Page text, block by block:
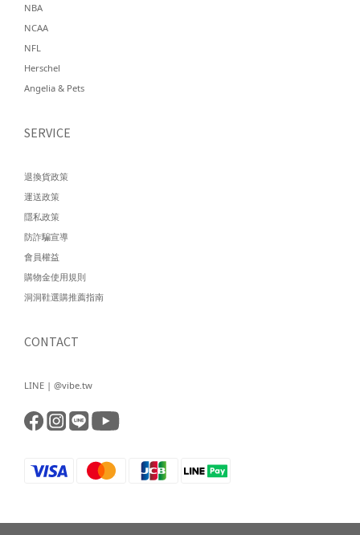
NBA
NCAA
NFL
Herschel
Angelia & Pets
SERVICE
退換貨政策
運送政策
隱私政策
防詐騙宣導
會員權益
購物金使用規則
洞洞鞋選購推薦指南
CONTACT
LINE | @vibe.tw